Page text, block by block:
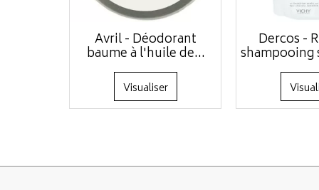
Avril - Déodorant
baume à l'huile de...
Visualiser
Dercos -